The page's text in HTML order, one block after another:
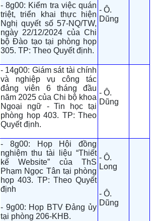
- 8g00: Kiểm tra việc quán
triệt, triển khai thực hiện
Nghị quyết số 57-NQ/TW,
ngày 22/12/2024 của Chi
bộ Đào tạo tại phòng họp
305. TP: Theo Quyết định.
- Ô.
Dũng
- 14g00: Giám sát tài chính
và nghiệp vụ công tác
đảng viên 6 tháng đầu
năm 2025 của Chi bộ khoa
Ngoại ngữ - Tin học tại
phòng họp 403. TP: Theo
Quyết định.
- Ô.
Dũng
- 8g00: Họp Hội đồng
nghiệm thu tài liệu “Thiết
kế Website” của ThS
Phạm Ngọc Tân tại phòng
họp 403. TP: Theo Quyết
định
- 9g00: Họp BTV Đảng ủy
tại phòng 206-KHB.
- Ô.
Long
- Ô.
Dũng